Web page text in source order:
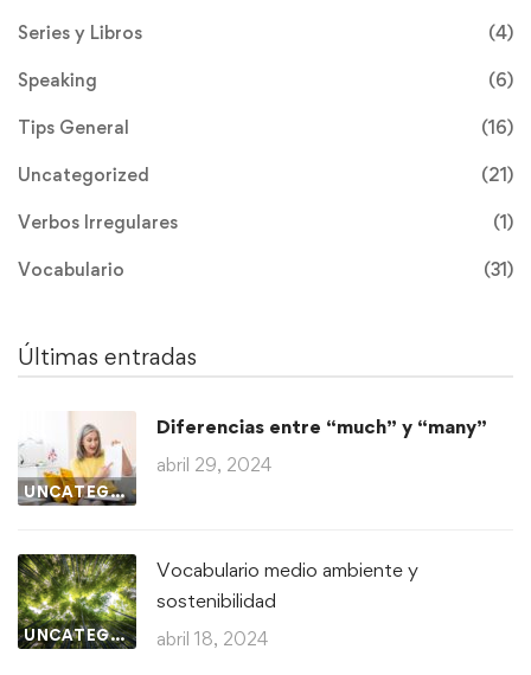
Series y Libros (4)
Speaking (6)
Tips General (16)
Uncategorized (21)
Verbos Irregulares (1)
Vocabulario (31)
Últimas entradas
UNCATEGORIZED
Diferencias entre “much” y “many”
abril 29, 2024
UNCATEGORIZED
Vocabulario medio ambiente y
sostenibilidad
abril 18, 2024